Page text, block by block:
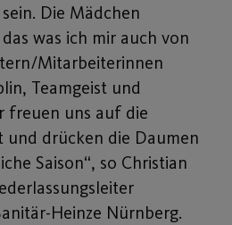
Die Mädchen
was ich mir auch von
Mitarbeiterinnen
Teamgeist und
freuen uns auf die
und drücken die Daumen
Saison“, so Christian
Heinze Nürnberg.